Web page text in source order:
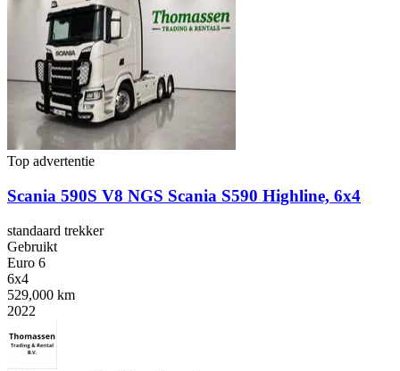
Top advertentie
Scania 590S V8 NGS Scania S590 Highline, 6x4
standaard trekker
Gebruikt
Euro 6
6x4
529,000 km
2022